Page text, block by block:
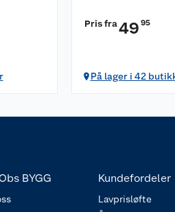
Pris fra49 95
På lager i 42
BYGG Kundefordeler
Lavprisløfte